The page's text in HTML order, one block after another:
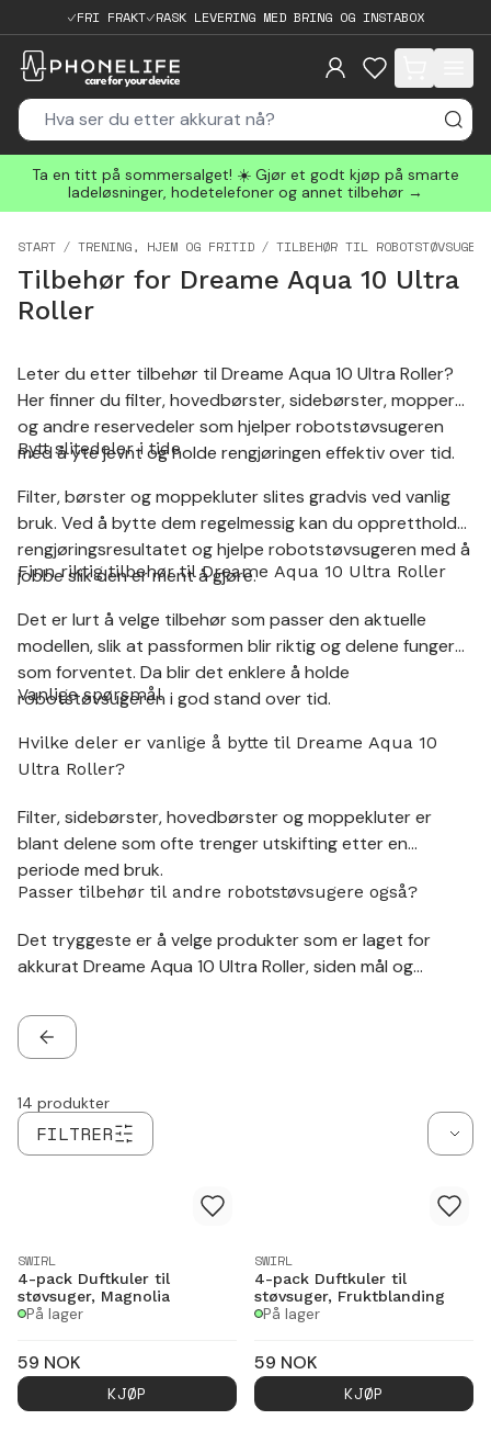
FRI FRAKT RASK LEVERING MED BRING OG INSTABOX
items in cart,
Ta en titt på sommersalget! ☀️ Gjør et godt kjøp på smarte
ladeløsninger, hodetelefoner og annet tilbehør →
START TRENING, HJEM OG FRITID TILBEHØR TIL ROBOTSTØVSUGER
Tilbehør for Dreame Aqua 10 Ultra
Roller
Leter du etter tilbehør til Dreame Aqua 10 Ultra Roller?
Her finner du filter, hovedbørster, sidebørster, mopper
og andre reservedeler som hjelper robotstøvsugeren
med å yte jevnt og holde rengjøringen effektiv over tid.
Bytt slitedeler i tide
Filter, børster og moppekluter slites gradvis ved vanlig
bruk. Ved å bytte dem regelmessig kan du opprettholde
rengjøringsresultatet og hjelpe robotstøvsugeren med å
jobbe slik den er ment å gjøre.
Finn riktig tilbehør til Dreame Aqua 10 Ultra Roller
Det er lurt å velge tilbehør som passer den aktuelle
modellen, slik at passformen blir riktig og delene fungerer
som forventet. Da blir det enklere å holde
robotstøvsugeren i god stand over tid.
Vanlige spørsmål
Hvilke deler er vanlige å bytte til Dreame Aqua 10
Ultra Roller?
Filter, sidebørster, hovedbørster og moppekluter er
blant delene som ofte trenger utskifting etter en
periode med bruk.
Passer tilbehør til andre robotstøvsugere også?
Det tryggeste er å velge produkter som er laget for
akkurat Dreame Aqua 10 Ultra Roller, siden mål og
TILBAKE
FILTRER
14 produkter
SWIRL
4-pack Duftkuler til
støvsuger, Magnolia
På lager
59 NOK
KJØP
SWIRL
4-pack Duftkuler til
støvsuger, Fruktblanding
På lager
59 NOK
KJØP